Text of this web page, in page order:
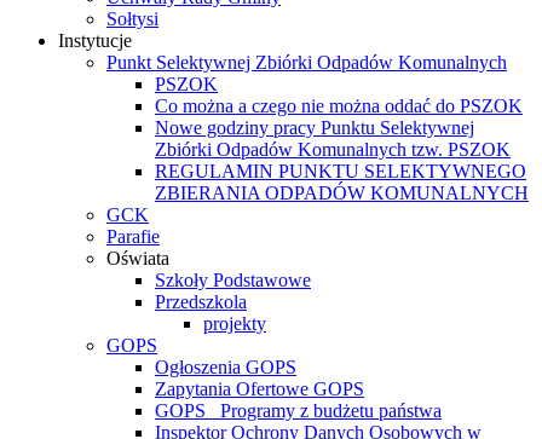
Sołtysi
Instytucje
Punkt Selektywnej Zbiórki Odpadów Komunalnych
PSZOK
Co można a czego nie można oddać do PSZOK
Nowe godziny pracy Punktu Selektywnej
Zbiórki Odpadów Komunalnych tzw. PSZOK
REGULAMIN PUNKTU SELEKTYWNEGO
ZBIERANIA ODPADÓW KOMUNALNYCH
GCK
Parafie
Oświata
Szkoły Podstawowe
Przedszkola
projekty
GOPS
Ogłoszenia GOPS
Zapytania Ofertowe GOPS
GOPS_ Programy z budżetu państwa
Inspektor Ochrony Danych Osobowych w